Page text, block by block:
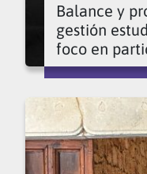
Balance y
gestión
foco en